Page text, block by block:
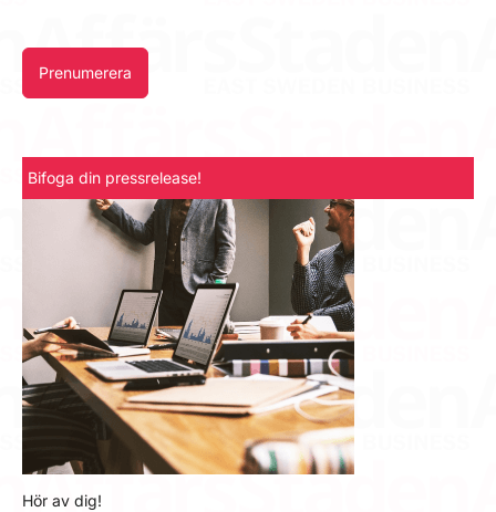
Prenumerera
Bifoga din pressrelease!
Hör av dig!